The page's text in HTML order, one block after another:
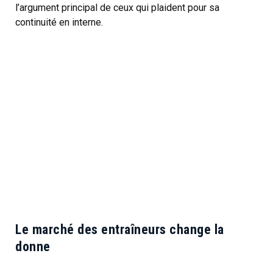
l’argument principal de ceux qui plaident pour sa
continuité en interne.
Le marché des entraîneurs change la
donne